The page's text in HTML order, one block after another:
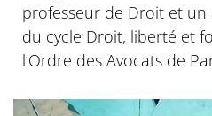
professeur de Droit et un
du cycle Droit, liberté et
l’Ordre des Avocats de